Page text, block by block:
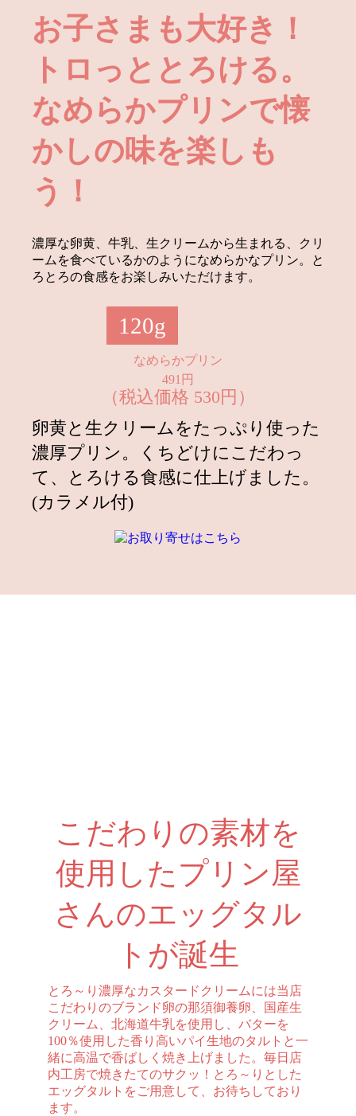
16日発売
夏季限定「果実ももプリン」8月4日
発売
2021.06.15
6月16日より夏季限定商品「夏の王
様すいかプリン」「果実ももプリ
ン」順次発売
2021.06.10
2021.05.21
2021.05.03 営業再開についてのお知らせ
お子さまも大好き！
トロっととろける。
なめらかプリンで懐
かしの味を楽しも
う！
濃厚な卵黄、牛乳、生クリームから生まれる、クリ
ームを食べているかのようになめらかなプリン。と
ろとろの食感をお楽しみいただけます。
120g
なめらかプリン
491円
（税込価格 530円）
卵黄と生クリームをたっぷり使った
濃厚プリン。くちどけにこだわっ
て、とろける食感に仕上げました。
(カラメル付)
こだわりの素材を
使用したプリン屋
さんのエッグタル
トが誕生
とろ～り濃厚なカスタードクリームには当店
こだわりのブランド卵の那須御養卵、国産生
クリーム、北海道牛乳を使用し、バターを
100％使用した香り高いパイ生地のタルトと一
緒に高温で香ばしく焼き上げました。毎日店
内工房で焼きたてのサクッ！とろ～りとした
エッグタルトをご用意して、お待ちしており
ます。